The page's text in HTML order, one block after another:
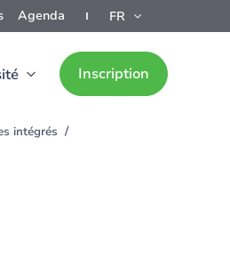
Agenda FR
Inscription
intégrés